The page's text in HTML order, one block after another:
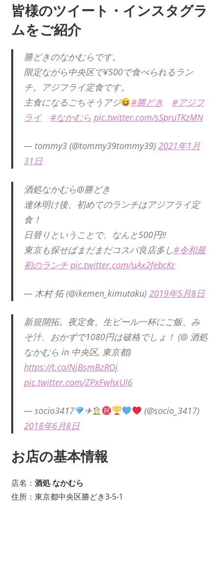
皆様のツイート・インスタグラ
ムをご紹介
勝どきのなかむらです。
限定ながら中央区で¥500で食べられるラン
チ。アジフライ定食です。
主食になるごちそうアジ
#勝どき
#アジフ
ライ
#なかむら pic.twitter.com/sSpruTKzMN
— tommy3 (@tommy39tommy39) 2021年1月
31日
酒処なかむら@勝どき
連休明け後、初めてのランチはアジフライ定
食！
日替りということで、なんと500円‼︎
東京も探せばまだまだコスパ良店多し#令和最
初のランチ pic.twitter.com/uAx2febcKr
— 木村 拓 (@ikemen_kimutaku) 2019年5月8日
新規開拓。夜定食。生ビール一杯にご飯、み
そ汁、おかずで1080円は破格でしょ！ (@ 酒処
なかむら in 中央区, 東京都)
https://t.co/NjBsmBzROj
pic.twitter.com/ZPxFwhxUl6
— socio3417 ✈︎
(@socio_3417)
2018年6月8日
お店の基本情報
店名： 酒処 なかむら
住所：東京都中央区勝どき3-5-1